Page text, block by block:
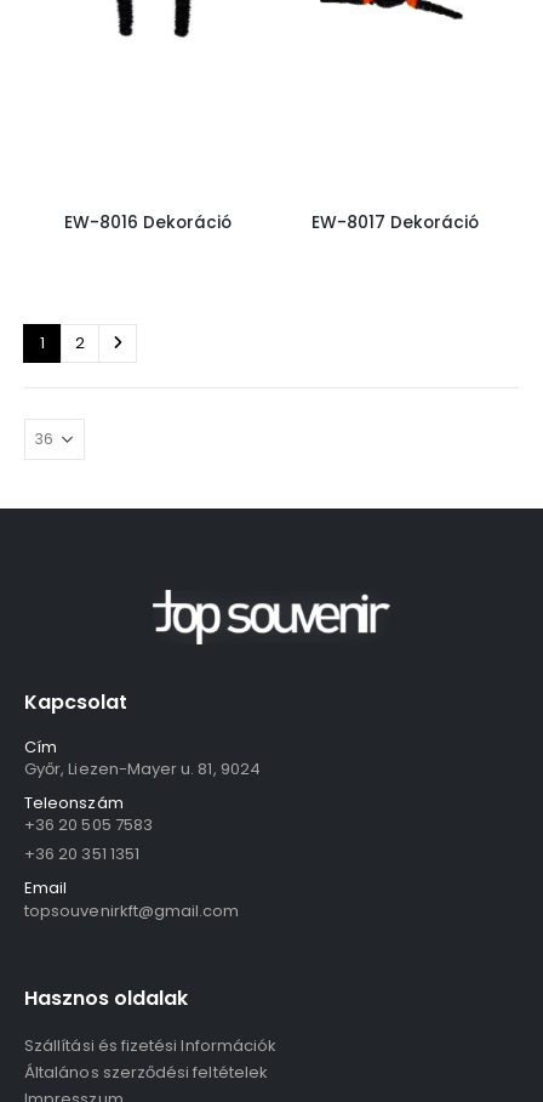
EW-8016 Dekoráció EW-8017 Dekoráció
1 2
Kapcsolat
Cím
Győr, Liezen-Mayer u. 81, 9024
Teleonszám
+36 20 505 7583
+36 20 351 1351
Email
topsouvenirkft@gmail.com
Hasznos oldalak
Szállítási és fizetési Információk
Általános szerződési feltételek